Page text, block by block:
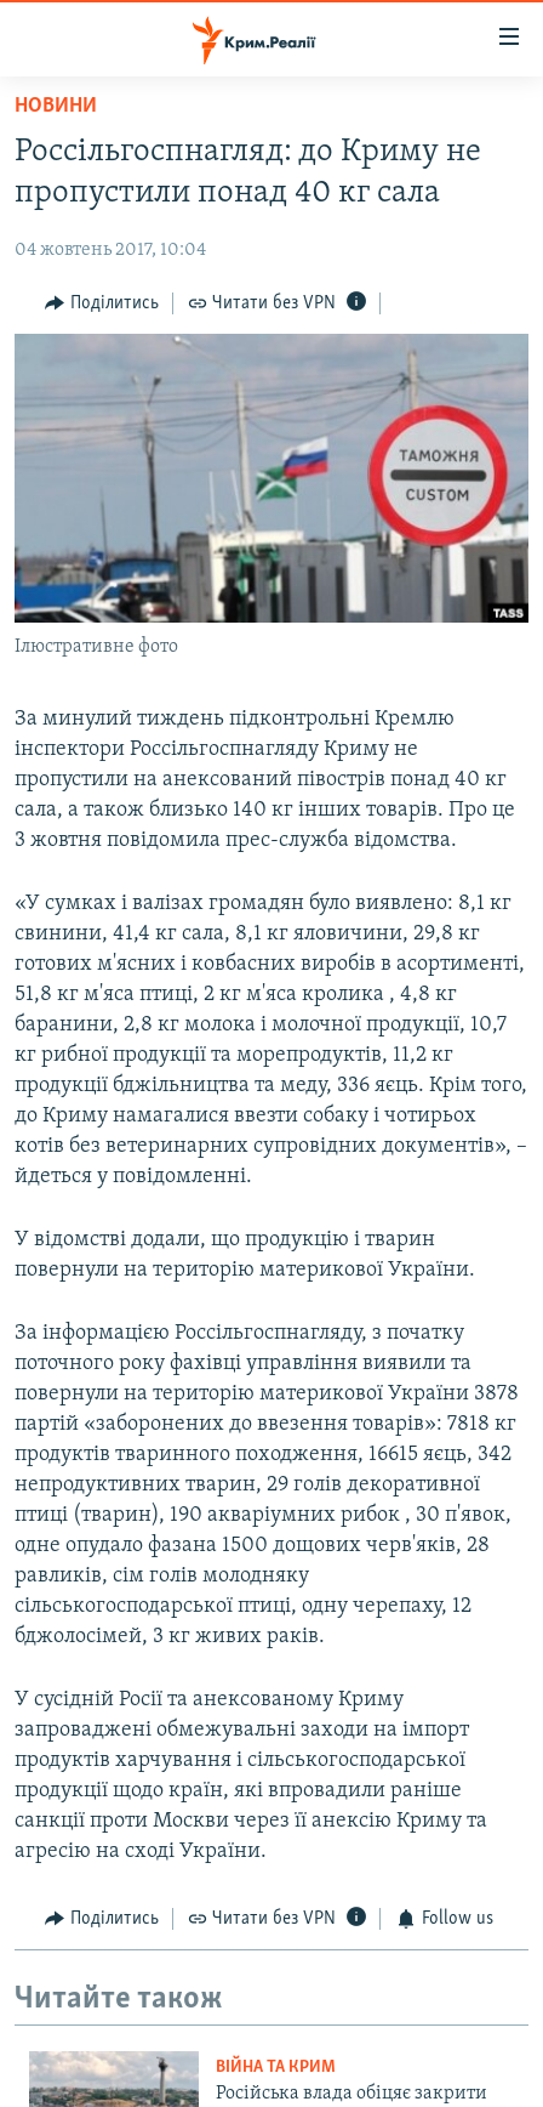
Перейти
основного
матеріалу
Перейти
до
навігації
Перейти
пошуку
ВІДЕО ТА ФОТО
ПОЛІТИКА
БЛОГИ
ВСЕ ЗА ДЕНЬ
СПЕЦПРОЕКТИ
ВІДЕОУРОКИ «ELIFBE»
СВІДЧЕННЯ ОКУПАЦІЇ
УКРАЇНСЬКА ПРОБЛЕМА КРИМУ
ЯК ОБІЙТИ БЛОКУВАННЯ
Русский
Qırımtatar
Усі сайти RFE/RL
НОВИНИ
Россільгоспнагляд: до Криму не
пропустили понад 40 кг сала
04 жовтень 2017, 10:04
Поділитись Читати без VPN
Ілюстративне фото
За минулий тиждень підконтрольні Кремлю
інспектори Россільгоспнагляду Криму не
пропустили на анексований півострів понад 40 кг
сала, а також близько 140 кг інших товарів. Про це
3 жовтня повідомила прес-служба відомства.
«У сумках і валізах громадян було виявлено: 8,1 кг
свинини, 41,4 кг сала, 8,1 кг яловичини, 29,8 кг
готових м'ясних і ковбасних виробів в асортименті,
51,8 кг м'яса птиці, 2 кг м'яса кролика , 4,8 кг
баранини, 2,8 кг молока і молочної продукції, 10,7
кг рибної продукції та морепродуктів, 11,2 кг
продукції бджільництва та меду, 336 яєць. Крім того,
до Криму намагалися ввезти собаку і чотирьох
котів без ветеринарних супровідних документів», –
йдеться у повідомленні.
У відомстві додали, що продукцію і тварин
повернули на територію материкової України.
За інформацією Россільгоспнагляду, з початку
поточного року фахівці управління виявили та
повернули на територію материкової України 3878
партій «заборонених до ввезення товарів»: 7818 кг
продуктів тваринного походження, 16615 яєць, 342
непродуктивних тварин, 29 голів декоративної
птиці (тварин), 190 акваріумних рибок , 30 п'явок,
одне опудало фазана 1500 дощових черв'яків, 28
равликів, сім голів молодняку
сільськогосподарської птиці, одну черепаху, 12
бджолосімей, 3 кг живих раків.
У сусідній Росії та анексованому Криму
запроваджені обмежувальні заходи на імпорт
продуктів харчування і сільськогосподарської
продукції щодо країн, які впровадили раніше
санкції проти Москви через її анексію Криму та
агресію на сході України.
Поділитись Читати без VPN Follow us
Читайте також
ВІЙНА ТА КРИМ
Російська влада обіцяє закрити